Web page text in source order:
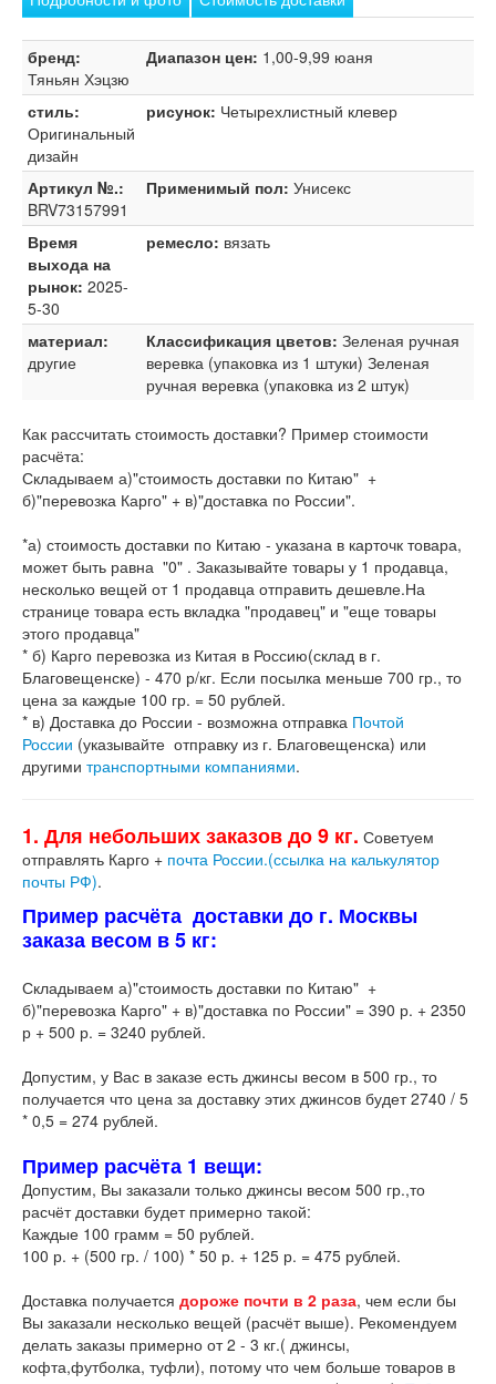
бренд:
Тяньян Хэцзю
Диапазон цен: 1,00-9,99 юаня
стиль:
Оригинальный
дизайн
рисунок: Четырехлистный клевер
Артикул №.:
BRV73157991
Применимый пол: Унисекс
Время
выхода на
рынок: 2025-
5-30
ремесло: вязать
материал:
другие
Классификация цветов: Зеленая ручная
веревка (упаковка из 1 штуки) Зеленая
ручная веревка (упаковка из 2 штук)
Как рассчитать стоимость доставки? Пример стоимости
расчёта:
Складываем а)"стоимость доставки по Китаю" +
б)"перевозка Карго" + в)"доставка по России".
*а) стоимость доставки по Китаю - указана в карточк товара,
может быть равна "0" . Заказывайте товары у 1 продавца,
несколько вещей от 1 продавца отправить дешевле.На
странице товара есть вкладка "продавец" и "еще товары
этого продавца"
* б) Карго перевозка из Китая в Россию(склад в г.
Благовещенске) - 470 р/кг. Если посылка меньше 700 гр., то
цена за каждые 100 гр. = 50 рублей.
* в) Доставка до России - возможна отправка Почтой
России (указывайте отправку из г. Благовещенска) или
другими транспортными компаниями.
1. Для небольших заказов до 9 кг. Советуем
отправлять Карго + почта России.(ссылка на калькулятор
почты РФ).
Пример расчёта доставки до г. Москвы
заказа весом в 5 кг:
Складываем а)"стоимость доставки по Китаю" +
б)"перевозка Карго" + в)"доставка по России" = 390 р. + 2350
р + 500 р. = 3240 рублей.
Допустим, у Вас в заказе есть джинсы весом в 500 гр., то
получается что цена за доставку этих джинсов будет 2740 / 5
* 0,5 = 274 рублей.
Пример расчёта 1 вещи:
Допустим, Вы заказали только джинсы весом 500 гр.,то
расчёт доставки будет примерно такой:
Каждые 100 грамм = 50 рублей.
100 р. + (500 гр. / 100) * 50 р. + 125 р. = 475 рублей.
Доставка получается дороже почти в 2 раза, чем если бы
Вы заказали несколько вещей (расчёт выше). Рекомендуем
делать заказы примерно от 2 - 3 кг.( джинсы,
кофта,футболка, туфли), потому что чем больше товаров в